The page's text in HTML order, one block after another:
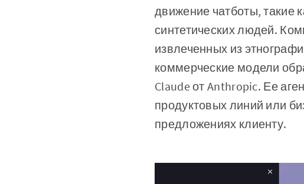
движение чатботы, такие
синтетических людей.
извлеченных из
коммерческие модели
Claude от Anthropic. Ее
продуктовых линий или
предложениях клиенту.